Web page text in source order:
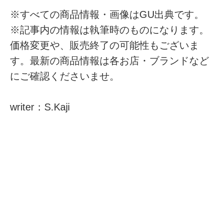
※すべての商品情報・画像はGU出典です。
※記事内の情報は執筆時のものになります。
価格変更や、販売終了の可能性もございま
す。最新の商品情報は各お店・ブランドなど
にご確認くださいませ。
writer：S.Kaji